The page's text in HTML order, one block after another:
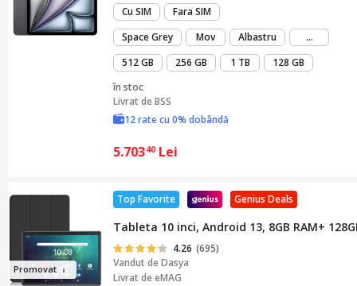
Cu SIM
Fara SIM
Space Grey
Mov Albastru ...mai
512 GB 256 GB 1 TB
128 GB
în stoc
Livrat deBSS
12 rate cu 0% dobândă
5.70340 Lei
Promovat
Genius Deals
Top Favorite
Tableta 10 inci, Android 13, 8GB RAM+
4.26 (695)
Vandut deDasya
Livrat de eMAG